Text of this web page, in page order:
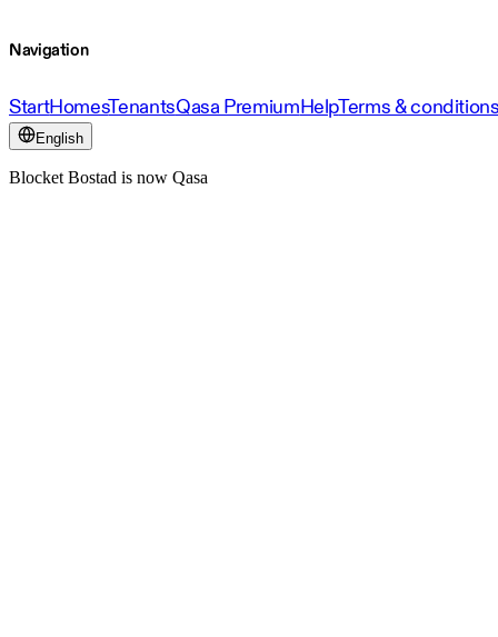
Navigation
StartHomesTenantsQasa PremiumHelpTerms &
English
Blocket Bostad is now Qasa